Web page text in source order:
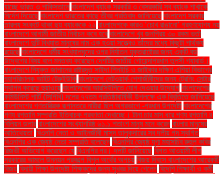
যাচ্ছে ভারত ও পাকিস্তানে বাংলাদেশ ব্যাংক সরকারি ও বেসরকারি সব ব্যাংক শাখাকে
নির্দেশ দিয়েছে বাংলাদেশ ভারতের কাছে তীব্র প্রতিবাদ জানিয়েছে বাংলাদেশ সরকার
তারল্য সংকটে থাকা ছয় ব্যাংককে ২২ বাংলাদেশকে কারও ‘চোখ রাঙানো’ গ্রহণযোগ্য নয়
বাংলাদেশে আগামী জাতীয় নির্বাচন কবে হবে বাংলাদেশে খুব জনপ্রিয় ৩০ রকম ভর্তা
বাংলাদেশে দুটি বিখ্যাত মানুষের নাম এক হওয়া সত্ত্বেও তাঁদের মধ্যে কিছুটা পার্থক্য
রয়েছে বাংলাদেশে ধর্মীয় সংখ্যালঘুদের ওপর নির্যাতন যুক্তরাষ্ট্রের জন্য একটি বড়
উদ্বেগের বিষয় বলে মন্তব্য করেছেন দেশটির জাতীয় গোয়েন্দাপ্রধান তুলসী গ্যাবার্ড।
বাংলাদেশে নিযুক্ত জাপানের রাষ্ট্রদূত সাইদা শিনইচি ও জাইকার দক্ষিণ এশিয়া বিভাগের
মহাপরিচালক আইট টেরুইউকি বাংলাদেশে নেটওয়ার্ক পেশাজীবীদের জন্য ট্রেনিং সেন্টার
স্থাপন করেছে হুয়াওয়ে বাংলাদেশের আরসিইপিতে যোগ দেওয়ার উদ্যোগ বাংলাদেশের
কমিউনিস্ট পার্টি (সিপিবি) দলের ৭৭তম প্রতিষ্ঠাবার্ষিকী উপলক্ষে এক বিবৃতিতে জানিয়েছে
বাংলাদেশের গণতান্ত্রিক রূপান্তরে নারীরা ছিল অগ্রভাগে -প্রধান উপদেষ্টা বাংলাদেশের
পণ্য রপ্তানি সম্প্রতি ইতিবাচক প্রবণতা দেখাচ্ছে। টানা চার মাস ধরে পণ্য রপ্তানি ৪
বিলিয়ন ডলার বাংলাদেশের সংখ্যাগরিষ্ঠ ৬১.১ শতাংশ মানুষ মনে করেন বাংলার মানুষের
আতিথেয়তা' বিএনপি নেতা ও আইনজীবী মাসুদ তালুকদারের সব দলীয় পদ স্থগিত
বিএনপির এক জ্যেষ্ঠ নেতা সম্প্রতি বলেছেন বিএনপির জ্যেষ্ঠ যুগ্ম মহাসচিব রুহুল কবির
রিজভী অভিযোগ করেছেন যে বিএনপির পর। দলটি জানিয়েছে বিগত আওয়ামী লীগ
সরকারের আমলে উন্নয়ন প্রকল্পে বিপুল অর্থের অপচয় বিজয় দিবসে বাংলাদেশের আরেকটি
বিজয় বিদায়ী শিক্ষা উপদেষ্টা শিক্ষকদের জন্য সুখবর দিয়ে গেলেন বিদেশি শিক্ষার্থী ও কর্মী